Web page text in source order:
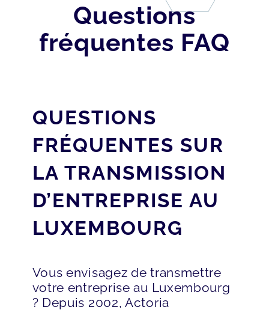
Questions
fréquentes FAQ
QUESTIONS
FRÉQUENTES SUR
LA TRANSMISSION
D’ENTREPRISE AU
LUXEMBOURG
Vous envisagez de transmettre
votre entreprise au Luxembourg
? Depuis 2002, Actoria